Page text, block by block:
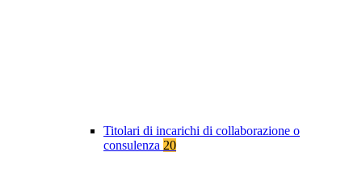
Titolari di incarichi di collaborazione o
consulenza 20